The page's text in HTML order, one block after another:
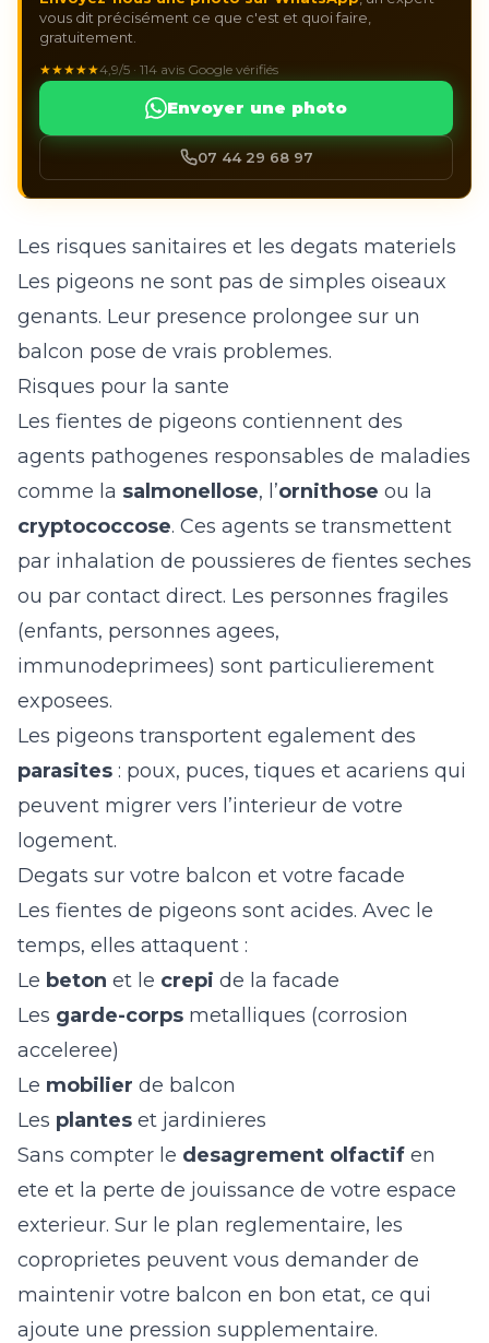
vous dit précisément ce que c'est et quoi faire,
gratuitement.
★★★★★4,9/5 · 114 avis Google vérifiés
Envoyer une photo
07 44 29 68 97
Les risques sanitaires et les degats materiels
Les pigeons ne sont pas de simples oiseaux
genants. Leur presence prolongee sur un
balcon pose de vrais problemes.
Risques pour la sante
Les fientes de pigeons contiennent des
agents pathogenes responsables de maladies
comme la salmonellose, l’ornithose ou la
cryptococcose. Ces agents se transmettent
par inhalation de poussieres de fientes seches
ou par contact direct. Les personnes fragiles
(enfants, personnes agees,
immunodeprimees) sont particulierement
exposees.
Les pigeons transportent egalement des
parasites : poux, puces, tiques et acariens qui
peuvent migrer vers l’interieur de votre
logement.
Degats sur votre balcon et votre facade
Les fientes de pigeons sont acides. Avec le
temps, elles attaquent :
Le beton et le crepi de la facade
Les garde-corps metalliques (corrosion
acceleree)
Le mobilier de balcon
Les plantes et jardinieres
Sans compter le desagrement olfactif en
ete et la perte de jouissance de votre espace
exterieur. Sur le plan reglementaire, les
coproprietes peuvent vous demander de
maintenir votre balcon en bon etat, ce qui
ajoute une pression supplementaire.